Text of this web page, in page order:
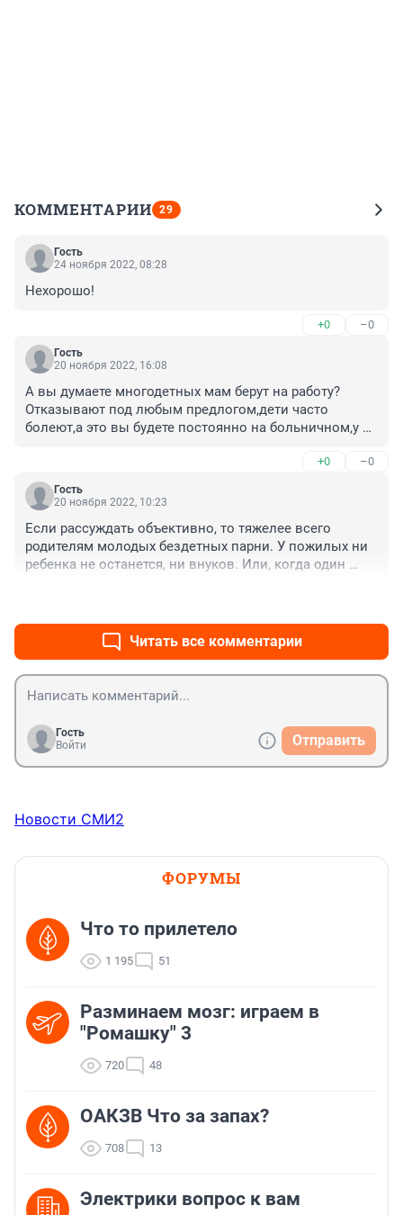
КОММЕНТАРИИ 29
Гость
24 ноября 2022, 08:28
Нехорошо!
+0 –0
Гость
20 ноября 2022, 16:08
А вы думаете многодетных мам берут на работу?
Отказывают под любым предлогом,дети часто
болеют,а это вы будете постоянно на больничном,у
+0 –0
Гость
20 ноября 2022, 10:23
Если рассуждать объективно, то тяжелее всего
родителям молодых бездетных парни. У пожилых ни
ребенка не останется, ни внуков. Или, когда один
помогает материально. Поэтому надо отправлять на
СВО по критериям полезности в военных действиях,
если есть опыт, то пусть идут, а не освобождать в
зависимости от наличия детей
Читать все комментарии
Гость
Войти
Отправить
Новости СМИ2
ФОРУМЫ
Что то прилетело
1 195 51
Разминаем мозг: играем в
"Ромашку" 3
720 48
ОАКЗВ Что за запах?
708 13
Электрики вопрос к вам